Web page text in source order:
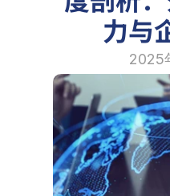
力与
2025